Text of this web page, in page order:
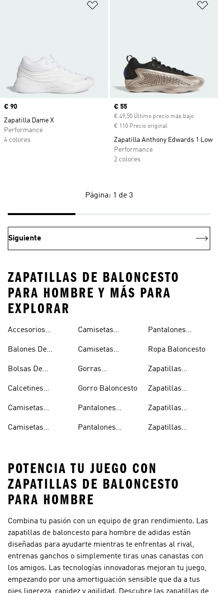
Precio
€ 90
Zapatilla Dame X
Performance
4 colores
Precio actual
€ 55
€ 49,50 Último precio más bajo
€ 110 Precio original
Zapatilla Anthony Edwards 1 Low
Performance
2 colores
Página: 1 de 3
Siguiente
ZAPATILLAS DE BALONCESTO
PARA HOMBRE Y MÁS PARA
EXPLORAR
Accesorios
Balones De
Bolsas De
Calcetines
Camisetas
Camisetas
Hombre
Camisetas
Baloncesto
Camisetas
Baloncesto
Gorras
Gorro Baloncesto
Pantalones
Pantalones
Hombre
Pantalones
Ropa Baloncesto
Zapatillas
Zapatillas
Blancas
Zapatillas
Hombre
Zapatillas
POTENCIA TU JUEGO CON
ZAPATILLAS DE BALONCESTO
PARA HOMBRE
Combina tu pasión con un equipo de gran rendimiento. Las
zapatillas de baloncesto para hombre de adidas están
diseñadas para ayudarte mientras te enfrentas al rival,
entrenas ganchos o simplemente tiras unas canastas con
los amigos. Las tecnologías innovadoras mejoran tu juego,
empezando por una amortiguación sensible que da a tus